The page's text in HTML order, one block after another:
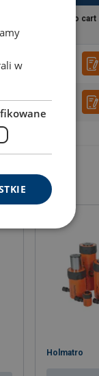
Add to cart
Holmatro
w